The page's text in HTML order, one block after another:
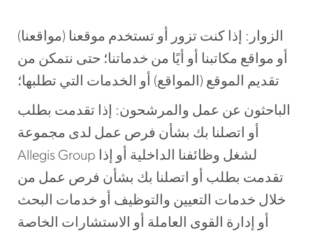
الزوار: إذا كنت تزور أو تستخدم موقعنا (مواقعنا)
أو مواقع مكاتبنا أو أيًا من خدماتنا؛ حتى نتمكن من
تقديم الموقع (المواقع) أو الخدمات التي تطلبها؛
الباحثون عن عمل والمرشحون: إذا تقدمت بطلب
أو اتصلنا بك بشأن فرص عمل لدى مجموعة
Allegis Group لشغل وظائفنا الداخلية أو إذا
تقدمت بطلب أو اتصلنا بك بشأن فرص عمل من
خلال خدمات التعيين والتوظيف أو خدمات البحث
أو إدارة القوى العاملة أو الاستشارات الخاصة